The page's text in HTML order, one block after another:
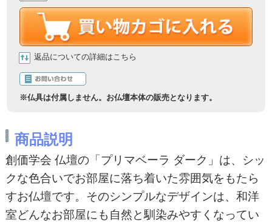
返品についての詳細はこちら
商品説明
創価学会 仏壇の「プリマベーラ ダーク」は、シッ
クな色合いでお部屋に落ち着いた雰囲気をもたら
すお仏壇です。そのシンプルなデザインは、和洋
室どんなお部屋にも自然と馴染みやすくなってい